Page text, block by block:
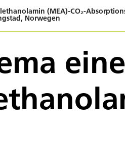
(MEA)-CO₂-
Norwegen